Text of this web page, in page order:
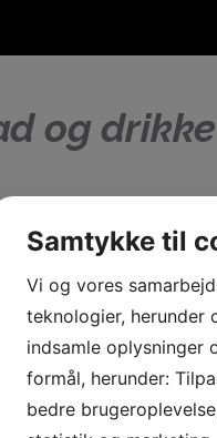
og drikke
af græsk mad
eventyr
aldrig troet, at jeg ville finde
af alle steder. […]
Reading...
Samtykke til
Vi og vores
teknologier, herunder
indsamle oplysninger
formål, herunder:
bedre